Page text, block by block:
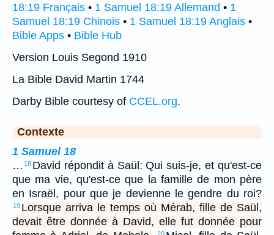
18:19 Français • 1 Samuel 18:19 Allemand • 1
Samuel 18:19 Chinois • 1 Samuel 18:19 Anglais •
Bible Apps • Bible Hub
Version Louis Segond 1910
La Bible David Martin 1744
Darby Bible courtesy of CCEL.org.
Contexte
1 Samuel 18
… 18 David répondit à Saül: Qui suis-je, et qu'est-ce
que ma vie, qu'est-ce que la famille de mon père
en Israël, pour que je devienne le gendre du roi?
19 Lorsque arriva le temps où Mérab, fille de Saül,
devait être donnée à David, elle fut donnée pour